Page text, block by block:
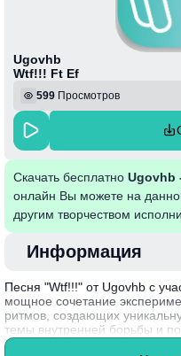
Ugovhb
Wtf!!! Ft Ef
599 Просмотров
Скачать бесплатно Ugovhb
онлайн Вы можете на
другим творчеством
Информация
Песня "Wtf!!!" от Ugovhb с
мощное сочетание
ритмов, создающих
темы внутренней борьбы и
неопределенности.